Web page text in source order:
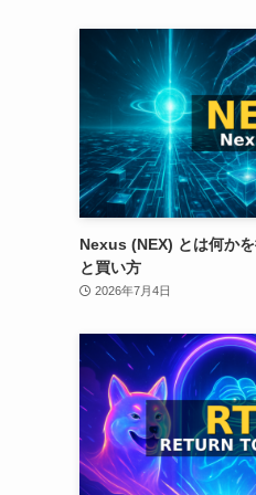
Nexus (NEX) とは何か
と買い方
2026年7月4日